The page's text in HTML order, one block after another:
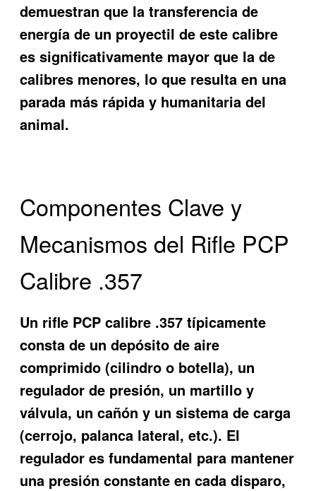
demuestran que la transferencia de
energía de un proyectil de este calibre
es significativamente mayor que la de
calibres menores, lo que resulta en una
parada más rápida y humanitaria del
animal.
Componentes Clave y
Mecanismos del Rifle PCP
Calibre .357
Un rifle PCP calibre .357 típicamente
consta de un depósito de aire
comprimido (cilindro o botella), un
regulador de presión, un martillo y
válvula, un cañón y un sistema de carga
(cerrojo, palanca lateral, etc.). El
regulador es fundamental para mantener
una presión constante en cada disparo,